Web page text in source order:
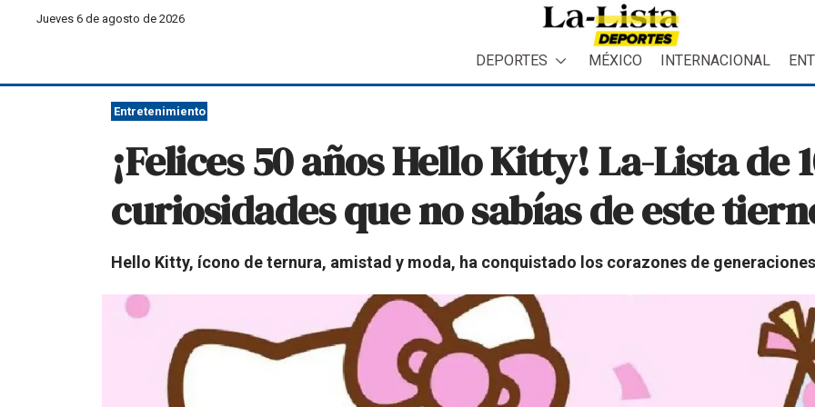
Jueves 6 de agosto de 2026
DEPORTES MÉXICO INTERNACIONAL
Entretenimiento
¡Felices 50 años Hello Kitty! La-Lista de
curiosidades que no sabías de este
Hello Kitty, ícono de ternura, amistad y moda, ha conquistado los corazones de